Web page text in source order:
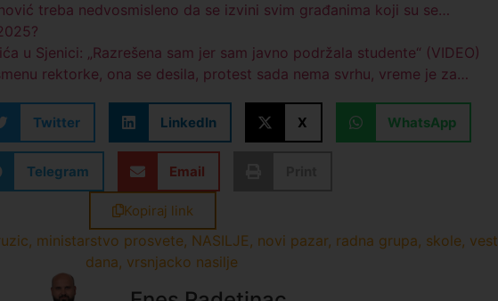
treba nedvosmisleno da se izvini svim građanima koji su se…
u Sjenici: „Razrešena sam jer sam javno podržala studente“ (VIDEO)
rektorke, ona se desila, protest sada nema svrhu, vreme je za…
Twitter LinkedIn X WhatsApp
Telegram Email
Kopiraj link
, ministarstvo prosvete, NASILJE, novi pazar, radna grupa, skole, vest
dana, vrsnjacko nasilje